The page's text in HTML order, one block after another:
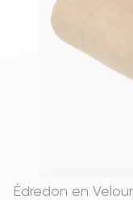
Édredon en